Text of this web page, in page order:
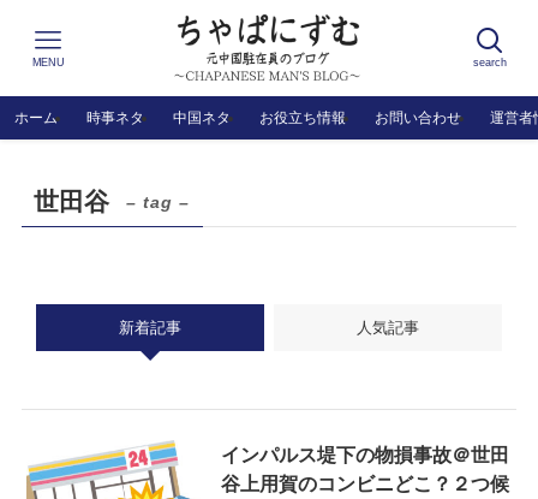
search
MENU
ホーム 時事ネタ 中国ネタ お役立ち情報 お問い合わせ 運営者
世田谷 – tag –
新着記事 人気記事
インパルス堤下の物損事故＠世田
谷上用賀のコンビニどこ？２つ候